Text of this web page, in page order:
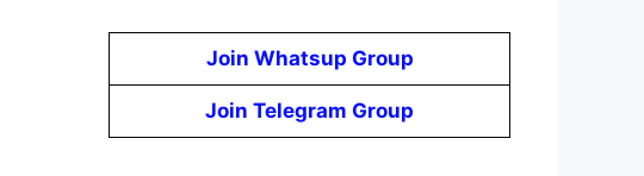
Join Whatsup Group
Join Telegram Group